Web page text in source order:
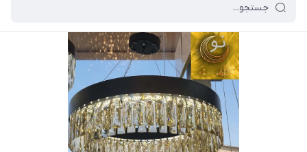
ماه نو / فهرست محصولات